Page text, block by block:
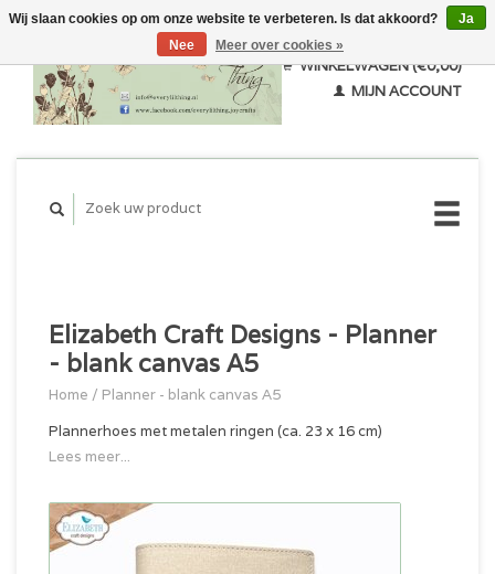
WINKELWAGEN (€0,00)
MIJN ACCOUNT
Elizabeth Craft Designs - Planner
- blank canvas A5
Home / Planner - blank canvas A5
Plannerhoes met metalen ringen (ca. 23 x 16 cm)
Lees meer...
Wij slaan cookies op om onze website te verbeteren. Is dat akkoord?
Ja
Nee
Meer over cookies »